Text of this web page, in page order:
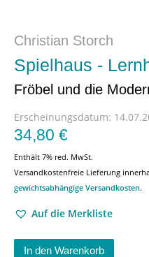
Christian Storch
Spielhaus -
Fröbel und die
Erscheinungsdatum:
34,80 €
Enthält 7% red. MwSt.
Versandkostenfreie Lieferung
gewichtsabhängige Versandkosten.
Auf die Merkliste
In den Warenkorb